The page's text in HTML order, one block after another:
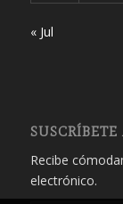
« Jul
SUSCRÍBETE
Recibe
electrónico.